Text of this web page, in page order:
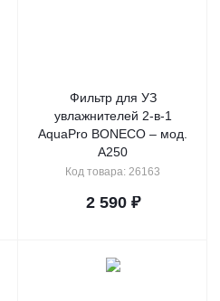
Фильтр для УЗ
увлажнителей 2-в-1
AquaPro BONECO – мод.
A250
Код товара: 26163
2 590₽